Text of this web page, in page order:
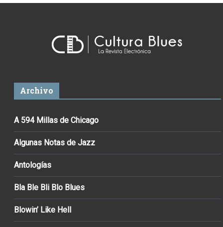
Archivo
A 594 Millas de Chicago
Algunas Notas de Jazz
Antologías
Bla Ble Bli Blo Blues
Blowin’ Like Hell